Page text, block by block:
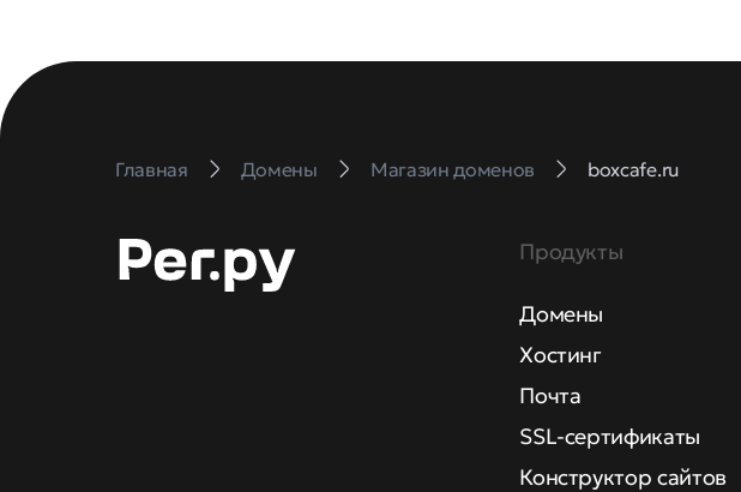
Главная Домены Магазин доменов boxcafe.ru
Продукты
Домены
Хостинг
Почта
SSL-сертификаты
Конструктор сайтов